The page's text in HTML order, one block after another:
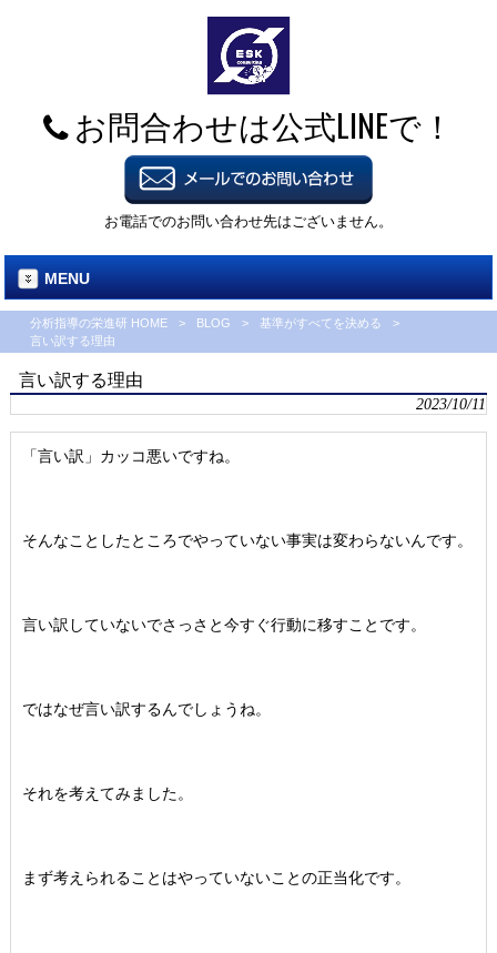
お問合わせは公式LINEで！
お電話でのお問い合わせ先はございません。
MENU
分析指導の栄進研 HOME > BLOG > 基準がすべてを決める
>
言い訳する理由
言い訳する理由
2023/10/11
「言い訳」カッコ悪いですね。
そんなことしたところでやっていない事実は変わらないんです。
言い訳していないでさっさと今すぐ行動に移すことです。
ではなぜ言い訳するんでしょうね。
それを考えてみました。
まず考えられることはやっていないことの正当化です。